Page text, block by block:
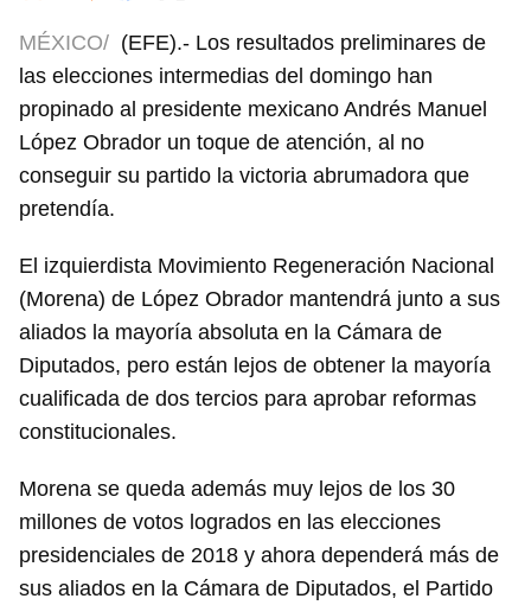
MÉXICO/ (EFE).- Los resultados preliminares de
las elecciones intermedias del domingo han
propinado al presidente mexicano Andrés Manuel
López Obrador un toque de atención, al no
conseguir su partido la victoria abrumadora que
pretendía.
El izquierdista Movimiento Regeneración Nacional
(Morena) de López Obrador mantendrá junto a sus
aliados la mayoría absoluta en la Cámara de
Diputados, pero están lejos de obtener la mayoría
cualificada de dos tercios para aprobar reformas
constitucionales.
Morena se queda además muy lejos de los 30
millones de votos logrados en las elecciones
presidenciales de 2018 y ahora dependerá más de
sus aliados en la Cámara de Diputados, el Partido